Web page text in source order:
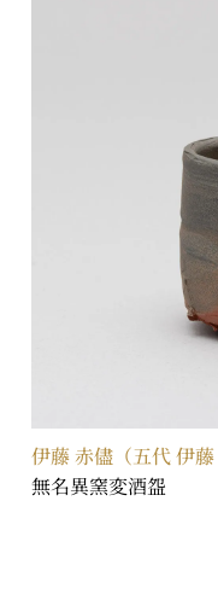
伊藤 赤儘（五代 伊藤
無名異窯変酒盌